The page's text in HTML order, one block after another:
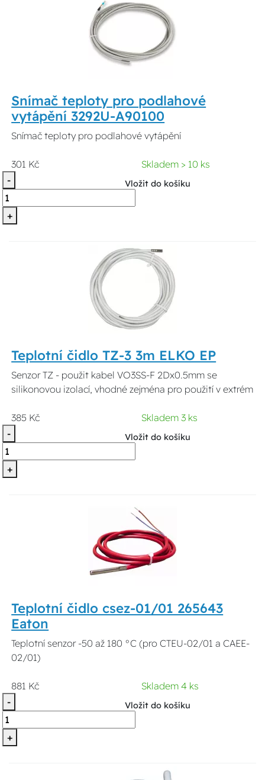
Snímač teploty pro podlahové
vytápění 3292U-A90100
Snímač teploty pro podlahové vytápění
301 Kč
Skladem > 10 ks
-
+
Vložit do košíku
Teplotní čidlo TZ-3 3m ELKO EP
Senzor TZ - použit kabel VO3SS-F 2Dx0.5mm se
silikonovou izolací, vhodné zejména pro použití v extrém
385 Kč
Skladem 3 ks
-
+
Vložit do košíku
Teplotní čidlo csez-01/01 265643
Eaton
Teplotní senzor -50 až 180 °C (pro CTEU-02/01 a CAEE-
02/01)
881 Kč
Skladem 4 ks
-
+
Vložit do košíku